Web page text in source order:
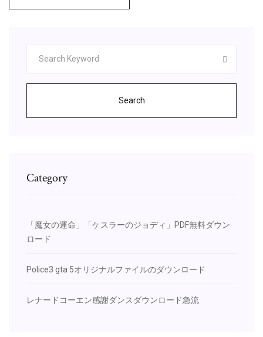
Search
Category
「魔女の運命」「ケスラーのジョディ」PDF無料ダウン
ロード
Police3 gta 5オリジナルファイルのダウンロード
レナードコーエン感謝ダンスダウンロード急流